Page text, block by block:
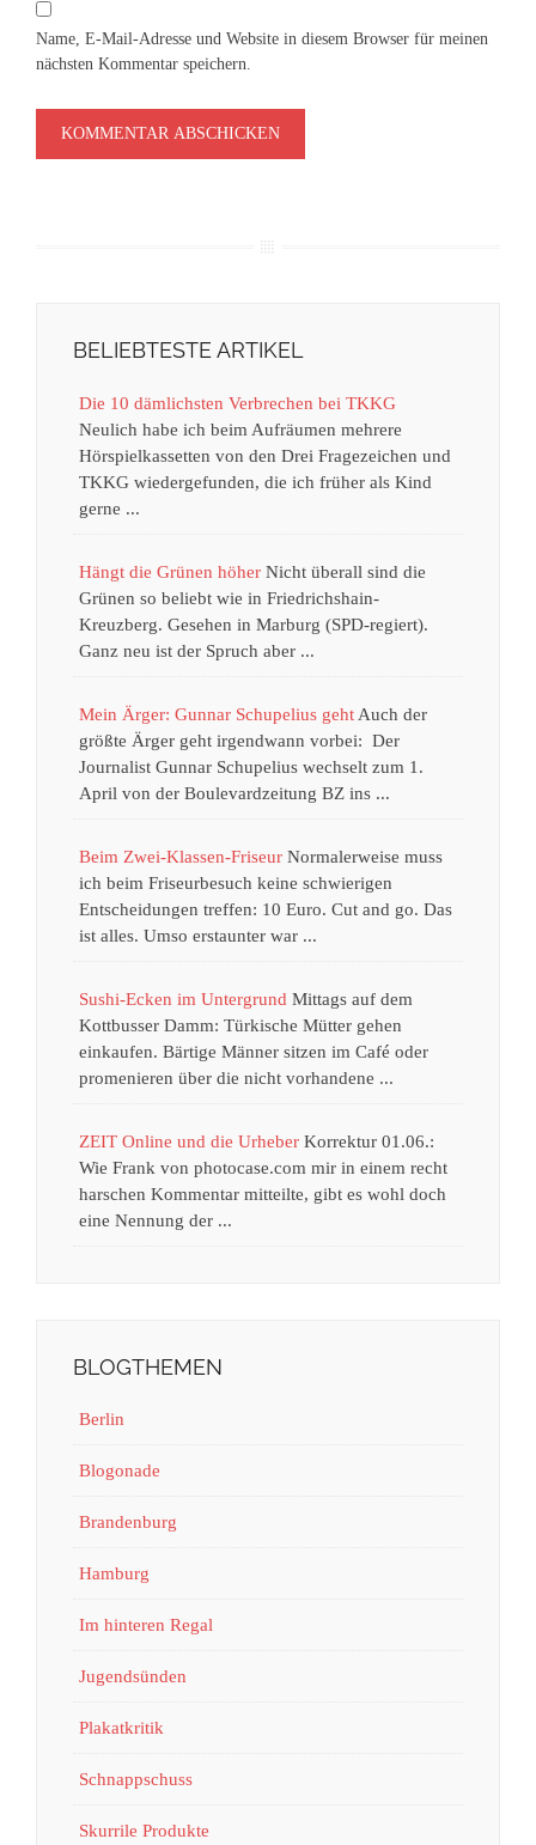
Name, E-Mail-Adresse und Website in diesem Browser für meinen
nächsten Kommentar speichern.
BELIEBTESTE ARTIKEL
Die 10 dämlichsten Verbrechen bei TKKG
Neulich habe ich beim Aufräumen mehrere
Hörspielkassetten von den Drei Fragezeichen und
TKKG wiedergefunden, die ich früher als Kind
gerne ...
Hängt die Grünen höher Nicht überall sind die
Grünen so beliebt wie in Friedrichshain-
Kreuzberg. Gesehen in Marburg (SPD-regiert).
Ganz neu ist der Spruch aber ...
Mein Ärger: Gunnar Schupelius geht Auch der
größte Ärger geht irgendwann vorbei: Der
Journalist Gunnar Schupelius wechselt zum 1.
April von der Boulevardzeitung BZ ins ...
Beim Zwei-Klassen-Friseur Normalerweise muss
ich beim Friseurbesuch keine schwierigen
Entscheidungen treffen: 10 Euro. Cut and go. Das
ist alles. Umso erstaunter war ...
Sushi-Ecken im Untergrund Mittags auf dem
Kottbusser Damm: Türkische Mütter gehen
einkaufen. Bärtige Männer sitzen im Café oder
promenieren über die nicht vorhandene ...
ZEIT Online und die Urheber Korrektur 01.06.:
Wie Frank von photocase.com mir in einem recht
harschen Kommentar mitteilte, gibt es wohl doch
eine Nennung der ...
BLOGTHEMEN
Berlin
Blogonade
Brandenburg
Hamburg
Im hinteren Regal
Jugendsünden
Plakatkritik
Schnappschuss
Skurrile Produkte